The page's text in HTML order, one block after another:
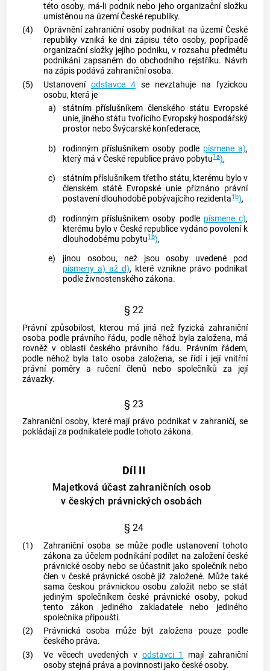
této osoby, má-li podniknebo jeho organizační složku
umístěnou na území České republiky.
(4)
Oprávněnízahraniční osobypodnikat na území České
republiky vzniká ke dni zápisu této osoby, popřípadě
organizační složky jejího podniku, v rozsahu předmětu
podnikánízapsaném do obchodního rejstříku. Návrh
na zápis podává zahraniční osoba.
(5)
Ustanovení odstavce 4se nevztahuje na fyzickou
osobu, která je
a)
státním příslušníkem členského státu Evropské
unie, jiného státu tvořícího Evropský hospodářský
prostor nebo Švýcarské konfederace,
b)
rodinným příslušníkem osoby podle písmene a),
který má v České republice právo pobytu1a),
c)
státním příslušníkem třetího státu, kterému bylo v
členském státě Evropské unie přiznáno právní
postavení dlouhodobě pobývajícího rezidenta1b),
d)
rodinným příslušníkem osoby podle písmene c),
kterému bylo v České republice vydáno povolení k
dlouhodobému pobytu1b),
e)
jinou osobou, než jsou osoby uvedené pod
písmeny a) až d), které vznikne právo podnikat
podle živnostenského zákona.
§ 22
Právní způsobilost, kterou má jiná než fyzická zahraniční
osoba podle právního řádu, podle něhož byla založena, má
rovněž v oblasti českého právního řádu. Právním řádem,
podle něhož byla tato osoba založena, se řídí i její vnitřní
právní poměry a ručení členů nebo společníků za její
závazky.
§ 23
Zahraniční osoby, které mají právo podnikat v zahraničí, se
pokládají za podnikatele podle tohoto zákona.
Díl II
Majetková účast zahraničních osob
v českých právnických osobách
§ 24
(1) Zahraniční osoba se může podle ustanovení tohoto
zákona za účelem podnikánípodílet na založeníčeské
právnické osoby nebo se účastnit jako společník nebo
člen včeské právnické osobě již založené. Může také
sama českou právnickou osobu založit nebo se stát
jediným společníkemčeské právnické osoby, pokud
tento zákon jediného zakladatele nebo jediného
společníka připouští.
(2)
Právnická osoba může být založena pouze podle
českého práva.
(3)
Ve věcech uvedených v odstavci 1 mají zahraniční
osobystejná práva a povinnosti jako české osoby.